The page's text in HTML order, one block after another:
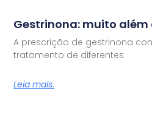
Gestrinona: muito além
A prescrição de gestrinona
tratamento de diferentes
Leia mais.